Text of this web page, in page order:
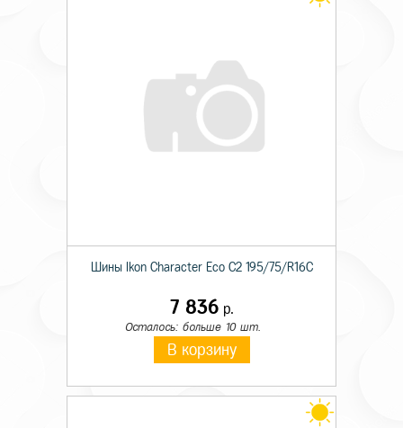
Шины Ikon Character Eco C2 195/75/R16C
7 836р.
Осталось: больше 10 шт.
В корзину